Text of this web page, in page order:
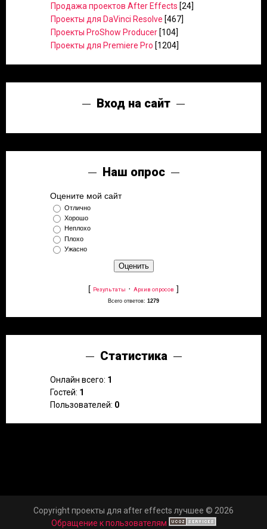
Продажа проектов After Effects [24]
Проекты для DaVinci Resolve [467]
Проекты ProShow Producer [104]
Проекты для Premiere Pro [1204]
Вход на сайт
Наш опрос
Оцените мой сайт
Отлично
Хорошо
Неплохо
Плохо
Ужасно
[ Результаты · Архив опросов ]
Всего ответов: 1279
Статистика
Онлайн всего: 1
Гостей: 1
Пользователей: 0
Copyright проекты для after effects лучшее © 2026
Обращение к пользователям